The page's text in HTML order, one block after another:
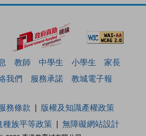
教師 中學生 小學生
家長
我們 服務承諾 教城電子報
務條款
版權及知識產權政策
種族平等政策 無障礙網站設計